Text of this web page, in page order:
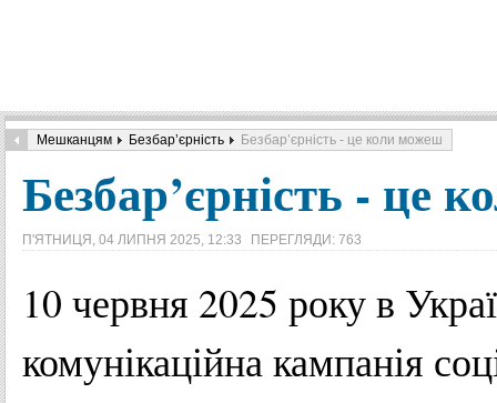
Мешканцям Безбар’єрність Безбар’єрність - це коли можеш
Безбар’єрність - це
П'ЯТНИЦЯ, 04 ЛИПНЯ 2025, 12:33 ПЕРЕГЛЯДИ: 763
10 червня 2025 року в
комунікаційна кампанія